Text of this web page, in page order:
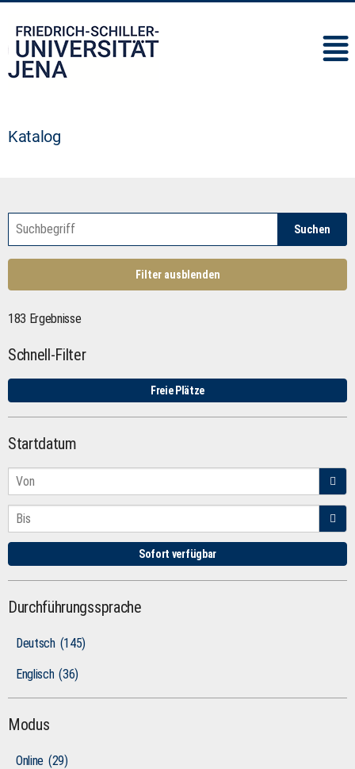
Katalog
Suchen
Filter ausblenden
183 Ergebnisse
Schnell-Filter
Freie Plätze
Startdatum
Sofort verfügbar
Durchführungssprache
Deutsch (145)
Englisch (36)
Modus
Online (29)